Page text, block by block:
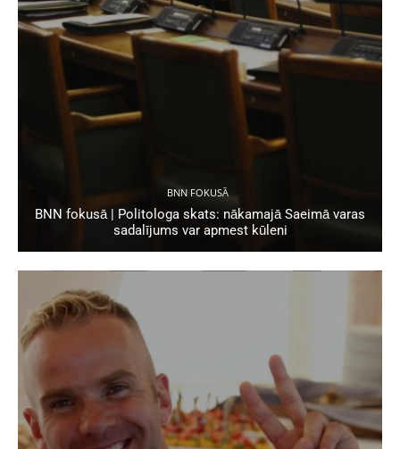
BNN FOKUSĀ
BNN fokusā | Politologa skats: nākamajā Saeimā varas
sadalījums var apmest kūleni